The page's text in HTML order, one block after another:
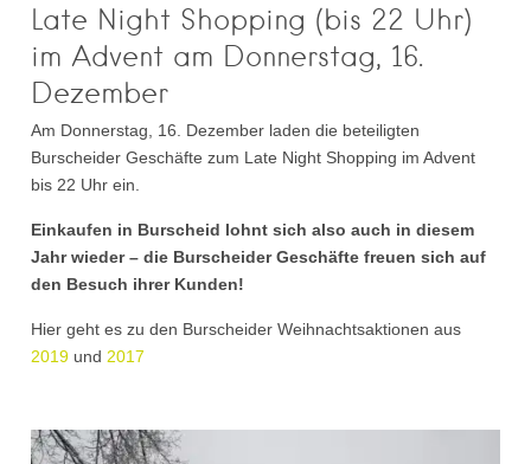
Late Night Shopping (bis 22 Uhr)
im Advent am Donnerstag, 16.
Dezember
Am Donnerstag, 16. Dezember laden die beteiligten
Burscheider Geschäfte zum Late Night Shopping im Advent
bis 22 Uhr ein.
Einkaufen in Burscheid lohnt sich also auch in diesem
Jahr wieder – die Burscheider Geschäfte freuen sich auf
den Besuch ihrer Kunden!
Hier geht es zu den Burscheider Weihnachtsaktionen aus
2019 und 2017